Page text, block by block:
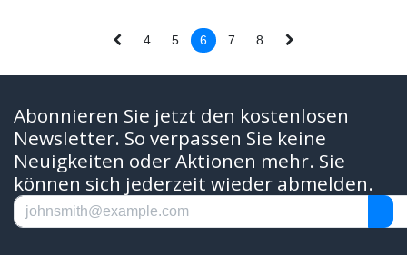
4 5 6 7 8
Abonnieren Sie jetzt den kostenlosen
Newsletter. So verpassen Sie keine
Neuigkeiten oder Aktionen mehr. Sie
können sich jederzeit wieder abmelden.